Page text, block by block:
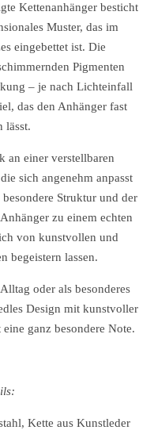
Kettenanhänger besticht
Muster, das im
eingebettet ist. Die
Pigmenten
– je nach Lichteinfall
das den Anhänger fast
lässt.
an einer verstellbaren
sich angenehm anpasst
Struktur und der
zu einem echten
von kunstvollen und
begeistern lassen.
oder als besonderes
Design mit kunstvoller
ganz besondere Note.
Kette aus Kunstleder